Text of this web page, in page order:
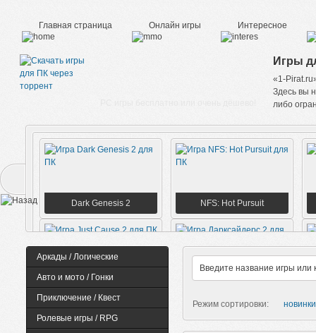
Главная страница Онлайн игры Интересное
Игры
«1-
Здесь вы
либо
Dark Genesis 2 NFS: Hot Pursuit
Дарксайдерс 2
Режим сортировки: новинки
Аркады / Логические
Авто и мото / Гонки
Приключение / Квест
Ролевые игры / RPG